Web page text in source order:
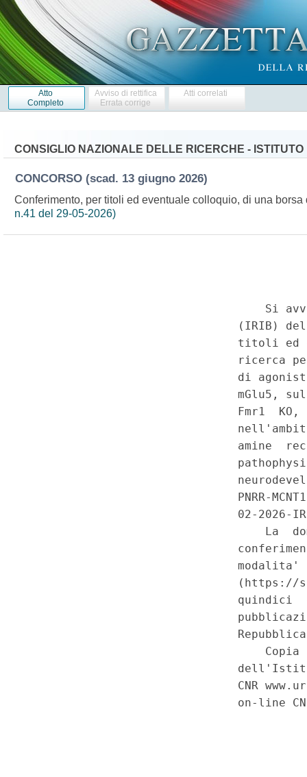
Atto
Completo
Avviso di rettifica
Errata corrige
Atti correlati
CONSIGLIO NAZIONALE DELLE RICERCHE -
CONCORSO (scad. 13 giugno 2026)
Conferimento, per titoli ed eventuale colloquio, di una
n.41 del 29-05-2026)